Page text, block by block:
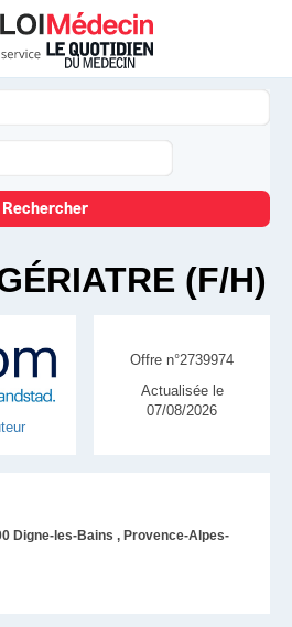
(F/H)
Digne-les-Bains , Provence-Alpes-
Offre n°2739974
Actualisée le
07/08/2026